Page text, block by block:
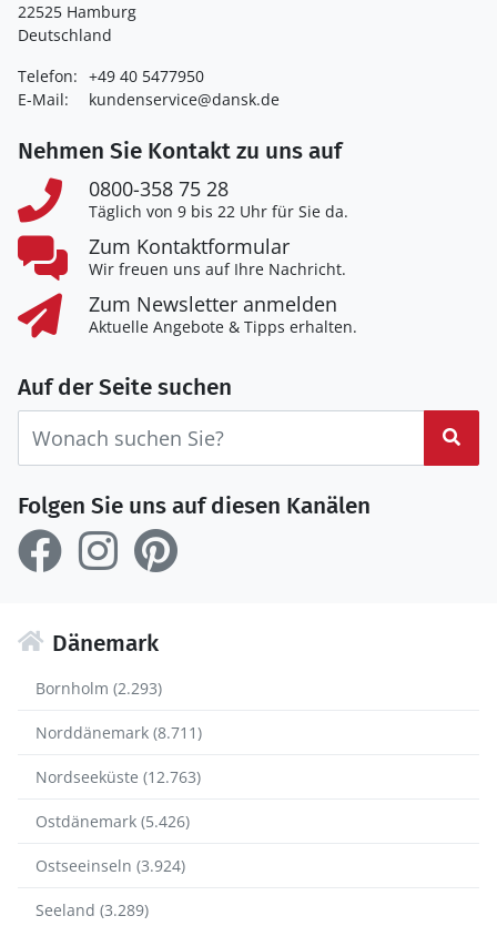
22525 Hamburg
Deutschland
Telefon: +49 40 5477950
E-Mail:
kundenservice@dansk.de
Nehmen Sie Kontakt zu uns auf
0800-358 75 28
Täglich von 9 bis 22 Uhr für Sie da.
Zum Kontaktformular
Wir freuen uns auf Ihre Nachricht.
Zum Newsletter anmelden
Aktuelle Angebote & Tipps erhalten.
Auf der Seite suchen
Folgen Sie uns auf diesen Kanälen
Dänemark
Bornholm (2.293)
Norddänemark (8.711)
Nordseeküste (12.763)
Ostdänemark (5.426)
Ostseeinseln (3.924)
Seeland (3.289)